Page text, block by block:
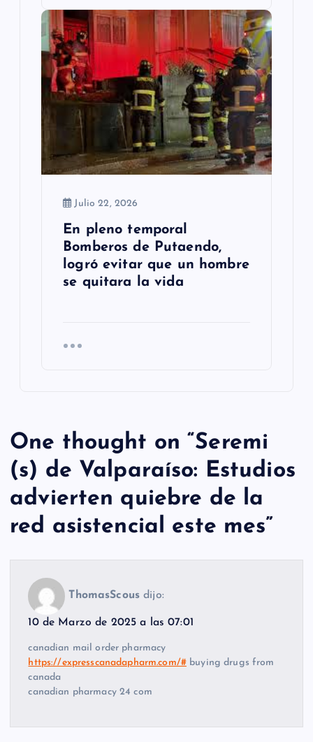
Julio 22, 2026
En pleno temporal
Bomberos de Putaendo,
logró evitar que un hombre
se quitara la vida
One thought on “Seremi
(s) de Valparaíso: Estudios
advierten quiebre de la
red asistencial este mes”
ThomasScous dijo:
10 de Marzo de 2025 a las 07:01
canadian mail order pharmacy
https://expresscanadapharm.com/#buying drugs from
canada
canadian pharmacy 24 com